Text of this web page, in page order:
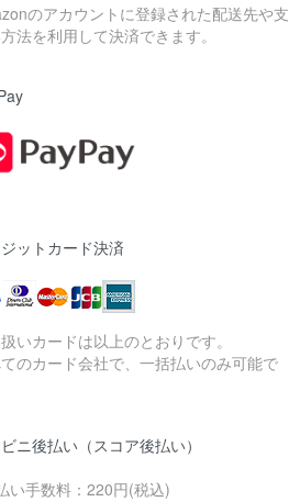
のアカウントに登録された配送先や支
法を利用して決済できます。
ットカード決済
いカードは以上のとおりです。
のカード会社で、一括払いのみ可能で
ニ後払い（スコア後払い）
い手数料：220円(税込)